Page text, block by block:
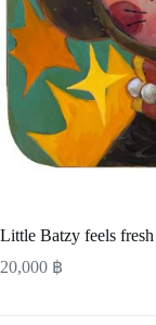
Little Batzy feels fresh
20,000 ฿